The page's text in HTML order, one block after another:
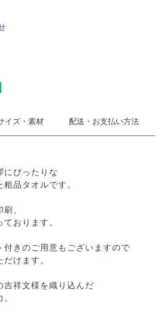
イズ・素材 配送・お支払い方法
にぴったりな
品タオルです。
、
おります。
きのご用意もございますので
けます。
吉祥文様を織り込んだ